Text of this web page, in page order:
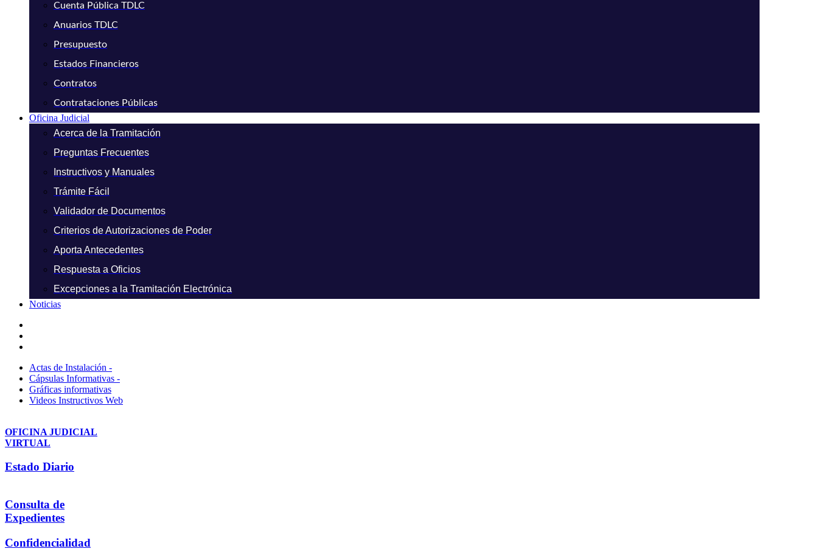
Cuenta Pública TDLC
Anuarios TDLC
Presupuesto
Estados Financieros
Contratos
Contrataciones Públicas
Oficina Judicial
Acerca de la Tramitación
Preguntas Frecuentes
Instructivos y Manuales
Trámite Fácil
Validador de Documentos
Criterios de Autorizaciones de Poder
Aporta Antecedentes
Respuesta a Oficios
Excepciones a la Tramitación Electrónica
Noticias
Actas de Instalación -
Cápsulas Informativas -
Gráficas informativas
Videos Instructivos Web
OFICINA JUDICIAL
VIRTUAL
Estado Diario
Consulta de
Expedientes
Confidencialidad